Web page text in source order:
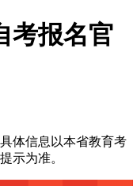
考报名官
体信息以本省教育考
示为准。